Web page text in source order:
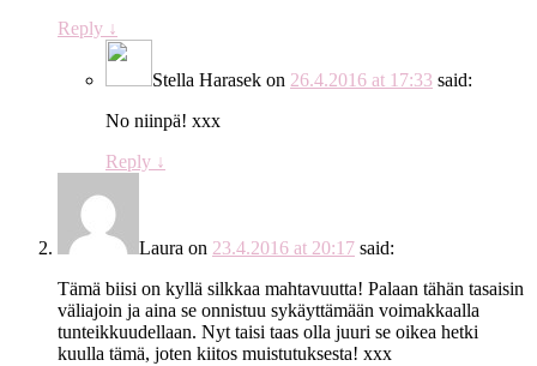
Reply ↓
Stella Harasek on 26.4.2016 at 17:33 said:
No niinpä! xxx
Reply ↓
Laura on 23.4.2016 at 20:17 said:
Tämä biisi on kyllä silkkaa mahtavuutta! Palaan tähän tasaisin
väliajoin ja aina se onnistuu sykäyttämään voimakkaalla
tunteikkuudellaan. Nyt taisi taas olla juuri se oikea hetki
kuulla tämä, joten kiitos muistutuksesta! xxx